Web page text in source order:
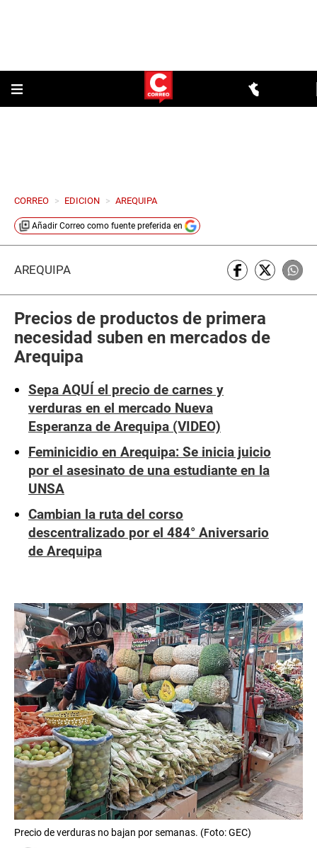
CORREO > EDICION > AREQUIPA
Añadir Correo como fuente preferida en
AREQUIPA
Precios de productos de primera
necesidad suben en mercados de
Arequipa
Sepa AQUÍ el precio de carnes y
verduras en el mercado Nueva
Esperanza de Arequipa (VIDEO)
Feminicidio en Arequipa: Se inicia juicio
por el asesinato de una estudiante en la
UNSA
Cambian la ruta del corso
descentralizado por el 484° Aniversario
de Arequipa
Precio de verduras no bajan por semanas. (Foto: GEC)